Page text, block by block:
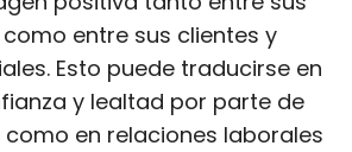
entre sus clientes y
Esto puede traducirse en
y lealtad por parte de
como en relaciones laborales